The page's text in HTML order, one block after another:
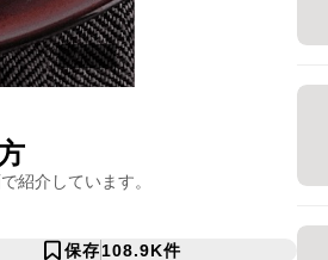
紹介しています。
保存108.9K件